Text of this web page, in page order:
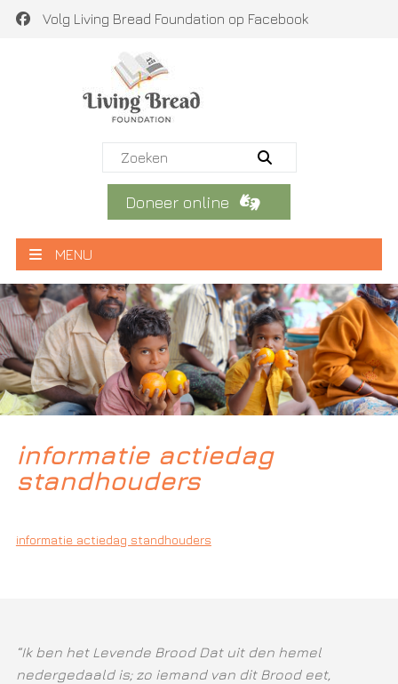
Volg Living Bread Foundation op Facebook
Doneer online
MENU
informatie actiedag
standhouders
informatie actiedag standhouders
“Ik ben het Levende Brood Dat uit den hemel
nedergedaald is; zo iemand van dit Brood eet,